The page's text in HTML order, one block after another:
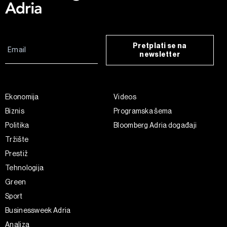
Pretplati se na
newsletter
Ekonomija
Biznis
Politika
Tržište
Prestiž
Tehnologija
Green
Sport
Businessweek Adria
Analiza
Videos
Programska šema
Bloomberg Adria događaji